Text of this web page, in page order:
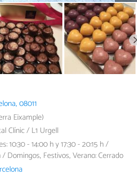
08011
Eixample)
Clínic / L1 Urgell
10:30 - 14:00 h y 17:30 - 20:15 h /
/ Domingos, Festivos, Verano: Cerrado